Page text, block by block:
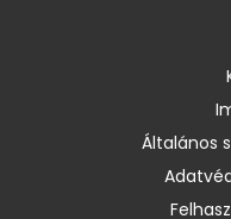
Általános